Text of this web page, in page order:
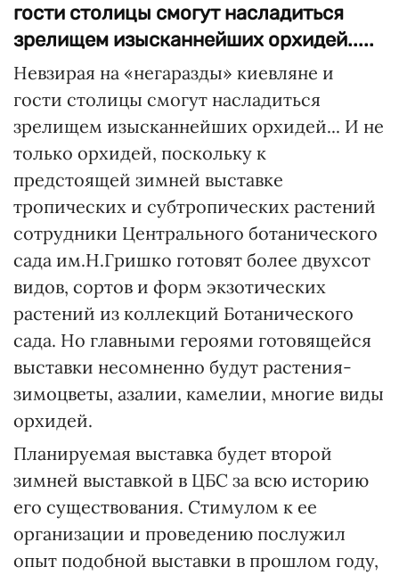
гости столицы смогут насладиться
зрелищем изысканнейших орхидей.....
Невзирая на «негаразды» киевляне и
гости столицы смогут насладиться
зрелищем изысканнейших орхидей... И не
только орхидей, поскольку к
предстоящей зимней выставке
тропических и субтропических растений
сотрудники Центрального ботанического
сада им.Н.Гришко готовят более двухсот
видов, сортов и форм экзотических
растений из коллекций Ботанического
сада. Но главными героями готовящейся
выставки несомненно будут растения-
зимоцветы, азалии, камелии, многие виды
орхидей.
Планируемая выставка будет второй
зимней выставкой в ЦБС за всю историю
его существования. Стимулом к ее
организации и проведению послужил
опыт подобной выставки в прошлом году,